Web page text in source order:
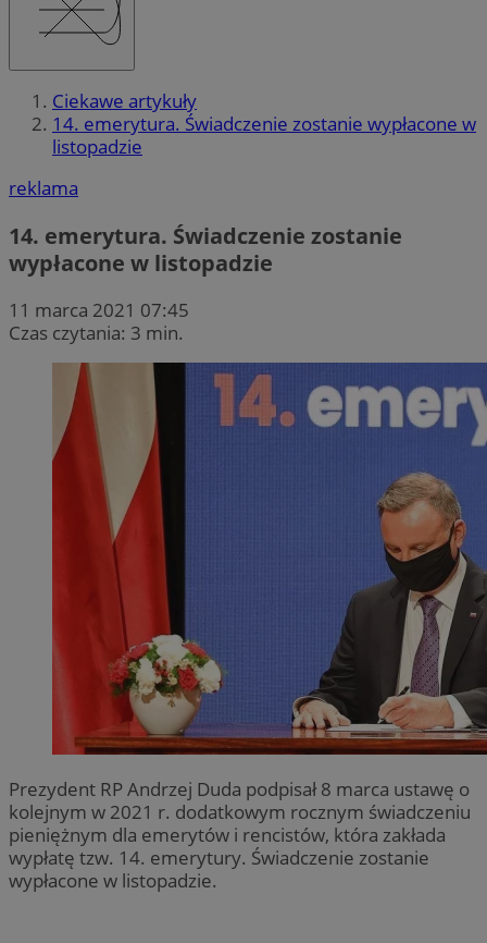
Ciekawe artykuły
14. emerytura. Świadczenie zostanie wypłacone w
listopadzie
reklama
14. emerytura. Świadczenie zostanie
wypłacone w listopadzie
11 marca 2021 07:45
Czas czytania: 3 min.
Prezydent RP Andrzej Duda podpisał 8 marca ustawę o
kolejnym w 2021 r. dodatkowym rocznym świadczeniu
pieniężnym dla emerytów i rencistów, która zakłada
wypłatę tzw. 14. emerytury. Świadczenie zostanie
wypłacone w listopadzie.